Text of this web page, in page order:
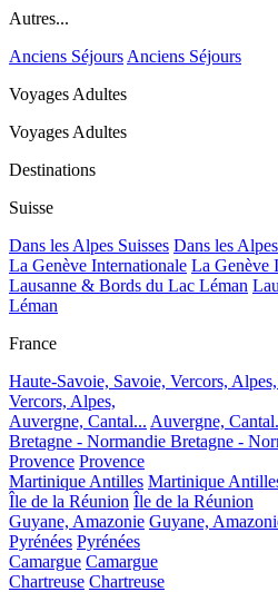
Autres...
Anciens SéjoursAnciens Séjours
Voyages Adultes
Voyages Adultes
Destinations
Suisse
Dans les Alpes Suisses Dans les
La Genève Internationale La Genève
Lausanne & Bords du Lac Léman
Léman
France
Haute-Savoie, Savoie, Vercors, Alpes,
Vercors, Alpes,
Auvergne, Cantal... Auvergne,
Bretagne - Normandie Bretagne -
Provence Provence
Martinique Antilles Martinique
Île de la Réunion Île de la Réunion
Guyane, Amazonie Guyane,
Pyrénées Pyrénées
Camargue Camargue
Chartreuse Chartreuse